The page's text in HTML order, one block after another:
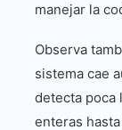
manejar la
Observa
sistema cae
detecta poca
enteras